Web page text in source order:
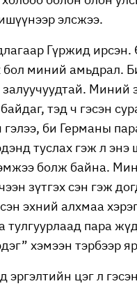
элсжээ.
Гүржид
миний амьдрал.
Миний
тэд ч гэсэн
би Германы
туслах гэж л энэ
болж байна.
зүтгэх сэн гэж
эхний алхмаа
тулгуурлаад пара
хэмээн тэрбээр
цэг л